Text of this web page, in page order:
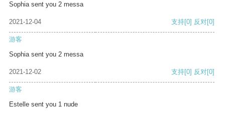
Sophia sent you 2 messa
2021-12-04 支持[0] 反对[0]
游客
Sophia sent you 2 messa
2021-12-02 支持[0] 反对[0]
游客
Estelle sent you 1 nude